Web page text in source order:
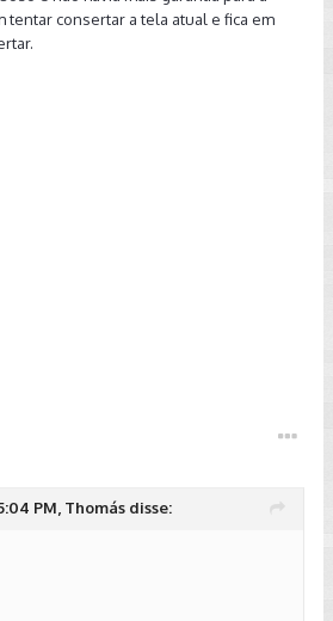
tentar consertar a tela atual e fica em
PM, Thomás disse: